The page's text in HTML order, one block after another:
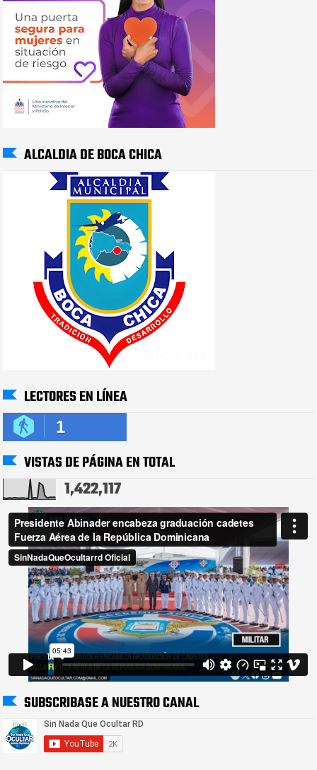
ALCALDIA DE BOCA CHICA
LECTORES EN LÍNEA
1
VISTAS DE PÁGINA EN TOTAL
1,422,117
SUBSCRIBASE A NUESTRO CANAL